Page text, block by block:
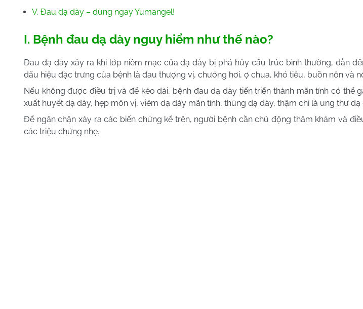
V. Đau dạ dày – dùng ngay Yumangel!
I. Bệnh đau dạ dày nguy hiểm như thế nào?
Đau dạ dày xảy ra khi lớp niêm mạc của dạ dày bị phá hủy cấu trúc bình thường, dẫn
dấu hiệu đặc trưng của bệnh là đau thượng vị, chướng hơi, ợ chua, khó tiêu, buồn nôn và
Nếu không được điều trị và để kéo dài, bệnh đau dạ dày tiến triển thành mãn tính có thể
xuất huyết dạ dày, hẹp môn vị, viêm dạ dày mãn tính, thủng dạ dày, thậm chí là ung thư dạ
Để ngăn chặn xảy ra các biến chứng kể trên, người bệnh cần chủ động thăm khám và
các triệu chứng nhẹ.